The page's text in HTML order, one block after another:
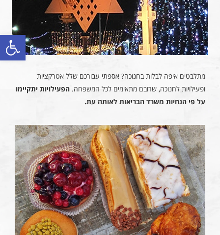
פתח
מתלבטים איפה לבלות בחנוכה? אספתי עבורכם שלל אטרקציות
ופעילויות לחנוכה, שרובם מתאימים לכל המשפחה. הפעילויות יתקיימו
על פי הנחיות משרד הבריאות לאותה עת.